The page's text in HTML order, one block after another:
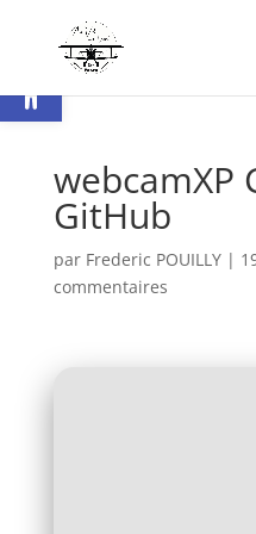
Ouvrir la barre d’outils
webcamXP
GitHub
par Frederic POUILLY|
commentaires